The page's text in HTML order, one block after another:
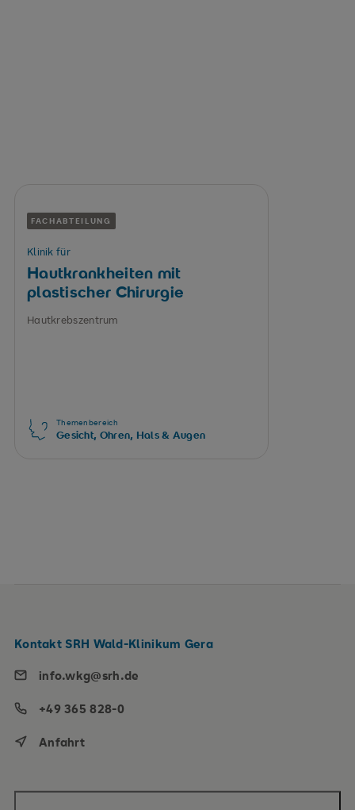
FACHABTEILUNG
Klinik für
Hautkrankheiten mit
plastischer Chirurgie
Hautkrebszentrum
Themenbereich
Gesicht, Ohren, Hals & Augen
Kontakt SRH Wald-Klinikum Gera
info.wkg@srh.de
+49 365 828-0
Anfahrt